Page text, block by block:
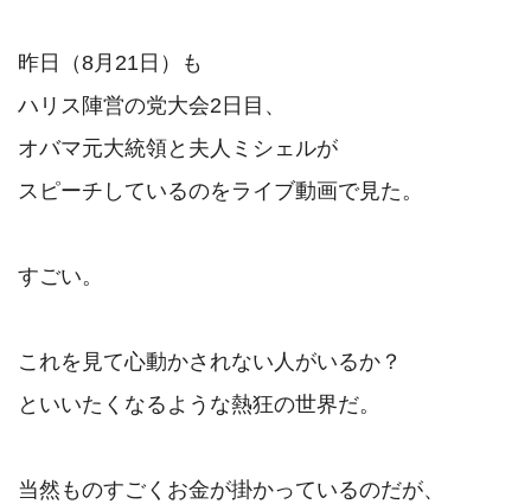
昨日（8月21日）も
ハリス陣営の党大会2日目、
オバマ元大統領と夫人ミシェルが
スピーチしているのをライブ動画で見た。
すごい。
これを見て心動かされない人がいるか？
といいたくなるような熱狂の世界だ。
当然ものすごくお金が掛かっているのだが、